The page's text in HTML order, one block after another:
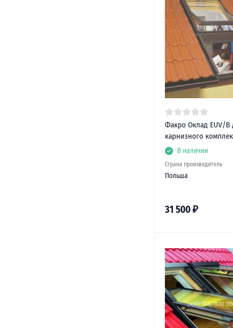
Факро Оклад EUV/B
карнизного
В наличии
Страна производитель
Польша
31 500₽